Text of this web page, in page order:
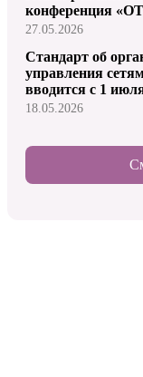
конференция
27.05.2026
Стандарт об
управления
вводится с 1
18.05.2026